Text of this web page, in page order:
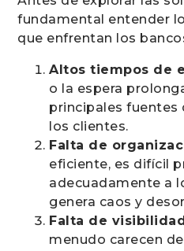
fundamental entender
que enfrentan los
Altos tiempos de
o la espera
principales fuentes
los clientes.
Falta de
eficiente, es difícil
adecuadamente a
genera caos y
Falta de
menudo carecen